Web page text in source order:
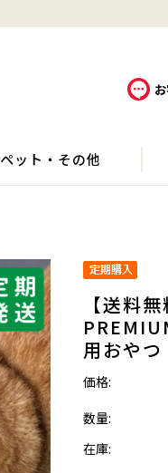
ペット・その他
【送料
用おやつ
価格:
数量:
在庫: